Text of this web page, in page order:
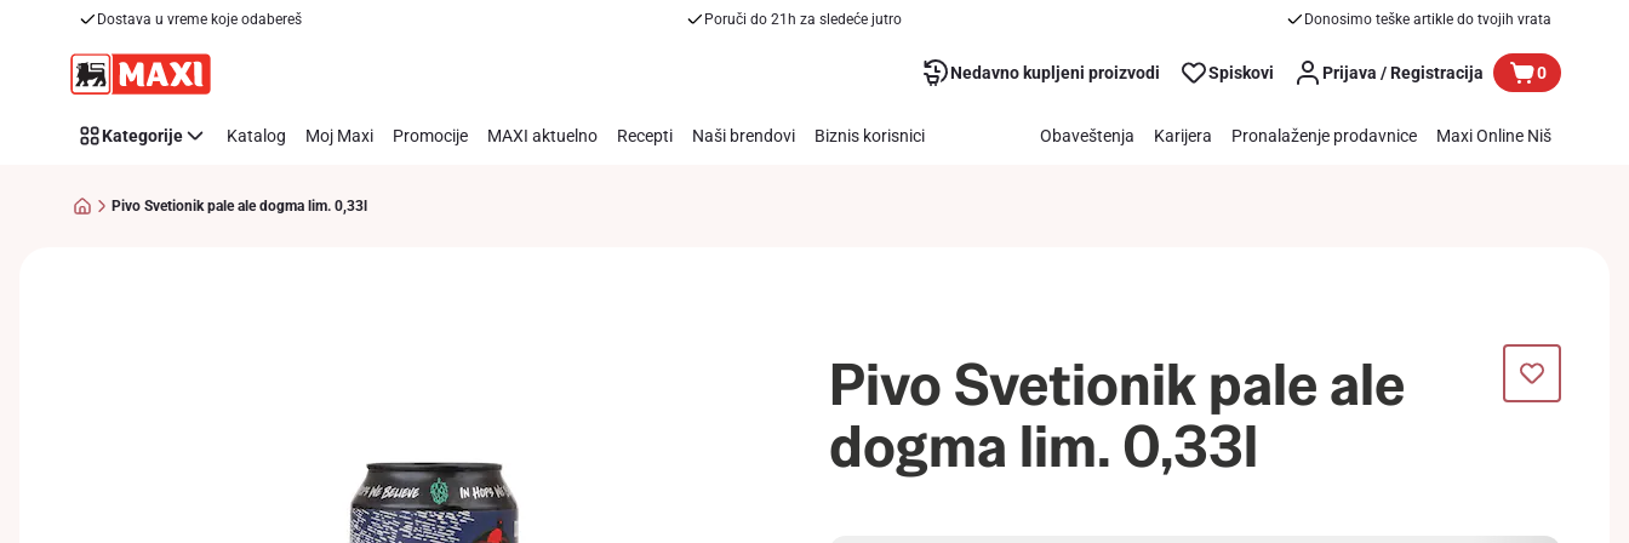
Dostava u vreme koje odabereš Poruči do 21h za sledeće jutro Donosimo teške artikle do tvojih vrata
Nedavno kupljeni proizvodi Spiskovi Prijava / Registracija 0
Kategorije Katalog Moj Maxi Promocije MAXI aktuelno Recepti Naši brendovi Biznis korisnici Obaveštenja Karijera Pronalaženje prodavnice Maxi Online Niš
Pivo Svetionik pale ale dogma lim. 0,33l
Pivo Svetionik pale ale
dogma lim. 0,33l